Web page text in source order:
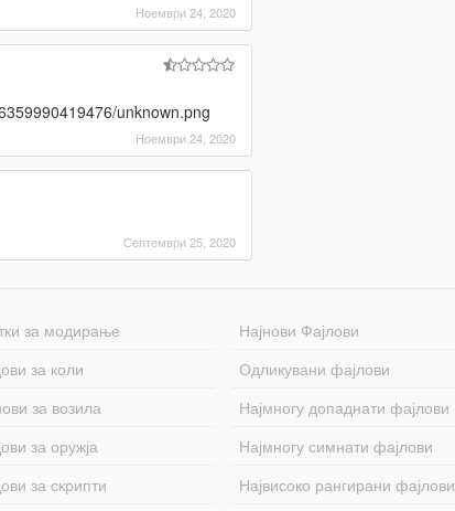
Ноември 24, 2020
unknown.png
Ноември 24, 2020
Септември 25, 2020
за модирање
за коли
за возила
за оружја
за скрипти
Најнови Фајлови
Одликувани фајлови
Најмногу допаднати фајлови
Најмногу симнати фајлови
Највисоко рангирани фајлови